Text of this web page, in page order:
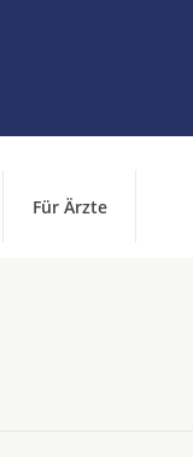
Für Ärzte